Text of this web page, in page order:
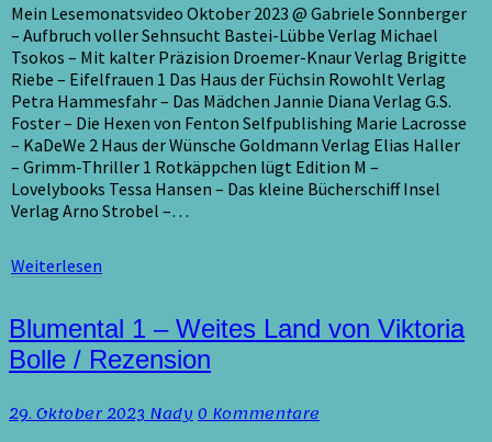
Mein Lesemonatsvideo Oktober 2023 @ Gabriele Sonnberger
– Aufbruch voller Sehnsucht Bastei-Lübbe Verlag Michael
Tsokos – Mit kalter Präzision Droemer-Knaur Verlag Brigitte
Riebe – Eifelfrauen 1 Das Haus der Füchsin Rowohlt Verlag
Petra Hammesfahr – Das Mädchen Jannie Diana Verlag G.S.
Foster – Die Hexen von Fenton Selfpublishing Marie Lacrosse
– KaDeWe 2 Haus der Wünsche Goldmann Verlag Elias Haller
– Grimm-Thriller 1 Rotkäppchen lügt Edition M –
Lovelybooks Tessa Hansen – Das kleine Bücherschiff Insel
Verlag Arno Strobel –…
Weiterlesen
Blumental
1
–
Land
Blumental 1 – Weites Land von Viktoria
Bolle / Rezension
29. Oktober 2023NadyKommentare
0 Kommentare